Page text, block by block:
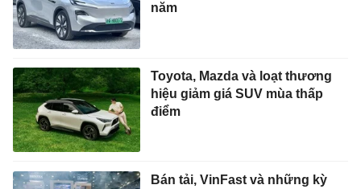
năm
Toyota, Mazda và loạt thương
hiệu giảm giá SUV mùa thấp
điểm
Bán tải, VinFast và những kỳ